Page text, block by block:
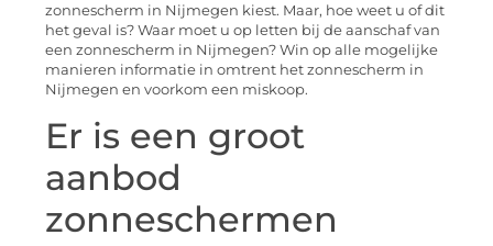
zonnescherm in Nijmegen kiest. Maar, hoe weet u of dit
het geval is? Waar moet u op letten bij de aanschaf van
een zonnescherm in Nijmegen? Win op alle mogelijke
manieren informatie in omtrent het zonnescherm in
Nijmegen en voorkom een miskoop.
Er is een groot
aanbod
zonneschermen